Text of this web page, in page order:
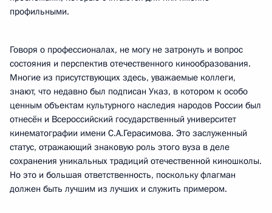
профильными.
Говоря о профессионалах, не могу не затронуть и вопрос
состояния и перспектив отечественного кинообразования.
Многие из присутствующих здесь, уважаемые коллеги,
знают, что недавно был подписан Указ, в котором к особо
ценным объектам культурного наследия народов России был
отнесён и Всероссийский государственный университет
кинематографии имени С.А.Герасимова. Это заслуженный
статус, отражающий знаковую роль этого вуза в деле
сохранения уникальных традиций отечественной киношколы.
Но это и большая ответственность, поскольку флагман
должен быть лучшим из лучших и служить примером.